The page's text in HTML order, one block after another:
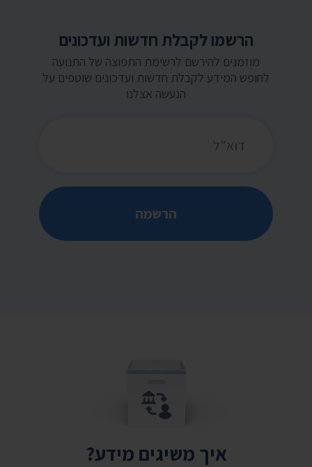
הרשמו לקבלת חדשות ועדכונים
מוזמנים להירשם לרשימת התפוצה של התנועה
לחופש המידע לקבלת חדשות ועדכונים שוטפים על
הנעשה אצלנו
הרשמה
איך משיגים מידע?